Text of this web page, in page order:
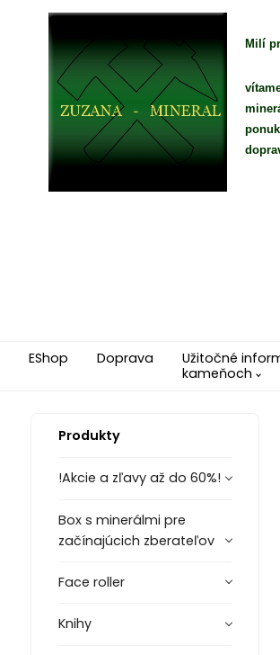
Milí
EShop Doprava
Užitočné
kameňoch
Produkty
!Akcie a zľavy až do 60%!
Box s minerálmi pre
začínajúcich zberateľov
Face roller
Knihy